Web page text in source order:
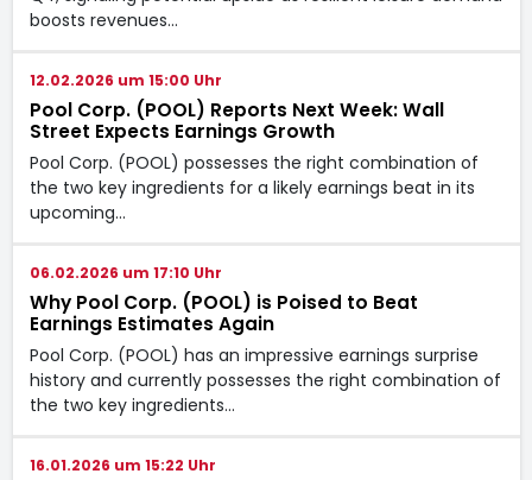
boosts revenues…
12.02.2026 um 15:00 Uhr
Pool Corp. (POOL) Reports Next Week: Wall
Street Expects Earnings Growth
Pool Corp. (POOL) possesses the right combination of
the two key ingredients for a likely earnings beat in its
upcoming…
06.02.2026 um 17:10 Uhr
Why Pool Corp. (POOL) is Poised to Beat
Earnings Estimates Again
Pool Corp. (POOL) has an impressive earnings surprise
history and currently possesses the right combination of
the two key ingredients…
16.01.2026 um 15:22 Uhr